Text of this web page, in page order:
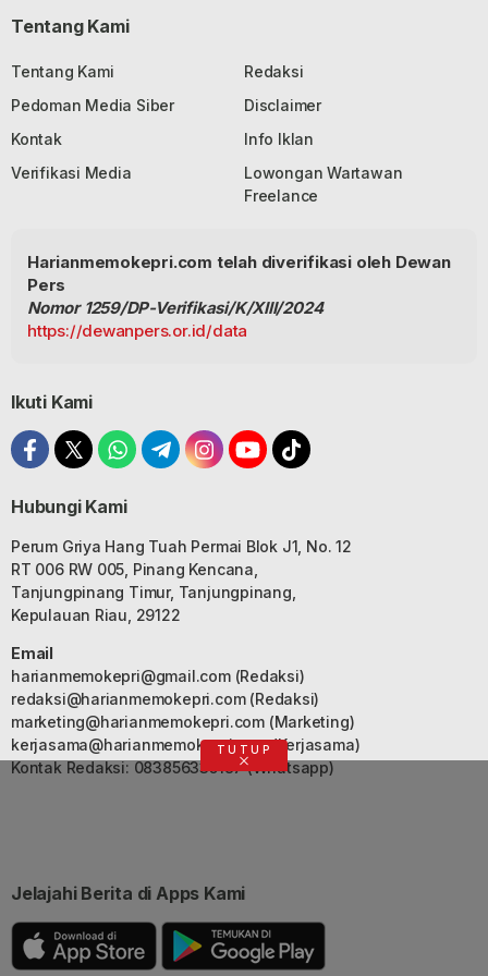
Tentang Kami
Tentang Kami
Redaksi
Pedoman Media Siber
Disclaimer
Kontak
Info Iklan
Verifikasi Media
Lowongan Wartawan
Freelance
Harianmemokepri.com telah diverifikasi oleh Dewan
Pers
Nomor 1259/DP-Verifikasi/K/XIII/2024
https://dewanpers.or.id/data
Ikuti Kami
Hubungi Kami
Perum Griya Hang Tuah Permai Blok J1, No. 12
RT 006 RW 005, Pinang Kencana,
Tanjungpinang Timur, Tanjungpinang,
Kepulauan Riau, 29122
Email
harianmemokepri@gmail.com(Redaksi)
redaksi@harianmemokepri.com(Redaksi)
marketing@harianmemokepri.com(Marketing)
kerjasama@harianmemokepri.com(Kerjasama)
Kontak Redaksi: 083856335187 (Whatsapp)
Jelajahi Berita di Apps Kami
TUTUP